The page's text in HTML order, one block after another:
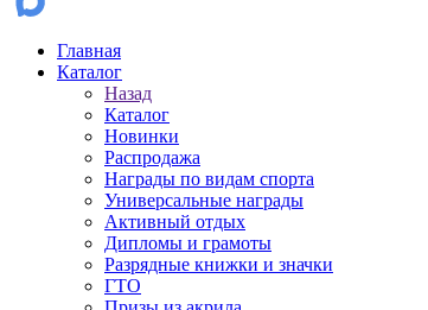
Главная
Каталог
Назад
Каталог
Новинки
Распродажа
Награды по видам спорта
Универсальные награды
Активный отдых
Дипломы и грамоты
Разрядные книжки и значки
ГТО